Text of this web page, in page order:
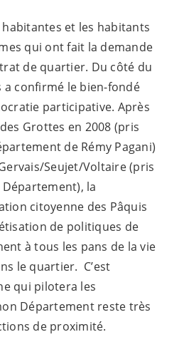
et les habitants
qui ont fait la demande
de quartier. Du côté du
a confirmé le bien-fondé
participative. Après
Grottes en 2008 (pris
de Rémy Pagani)
Seujet/Voltaire (pris
la
citoyenne des Pâquis
de politiques de
à tous les pans de la vie
le quartier. C’est
qui pilotera les
Département reste très
de proximité.